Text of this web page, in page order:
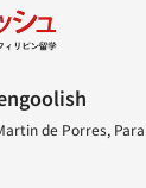
de Porres,